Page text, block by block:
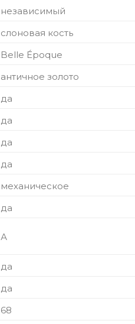
независимый
слоновая кость
Belle Époque
античное золото
да
да
да
да
механическое
да
А
да
да
68